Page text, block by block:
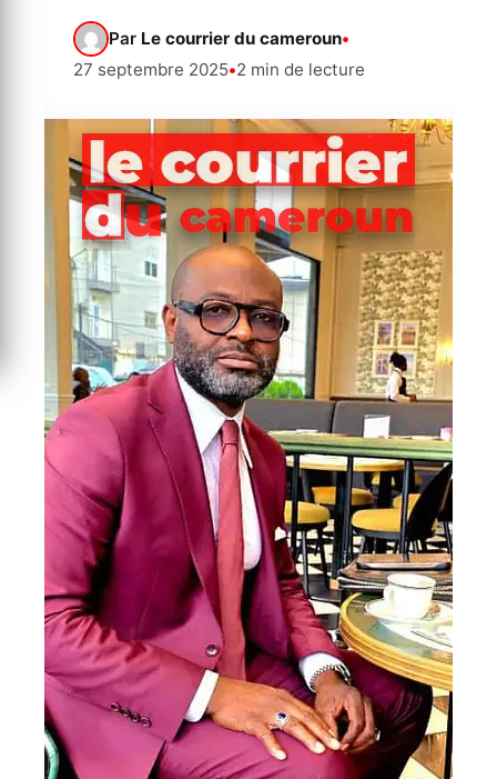
Par Le courrier du cameroun•
27 septembre 2025•2 min de lecture